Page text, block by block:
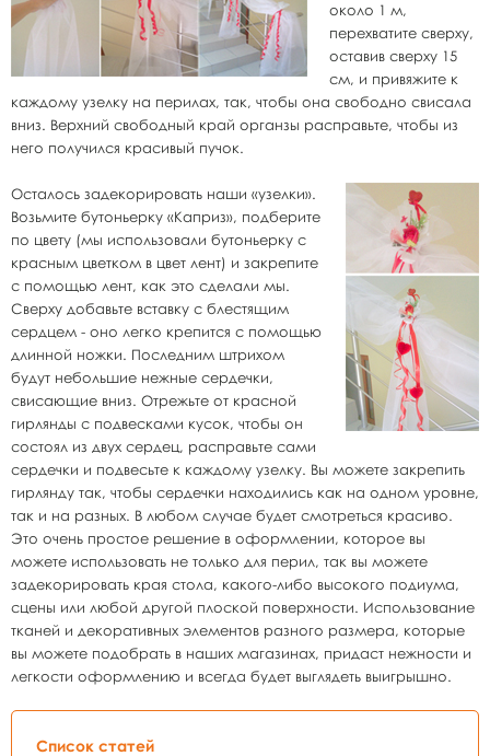
около 1 м,
перехватите сверху,
оставив сверху 15
см, и привяжите к
каждому узелку на перилах, так, чтобы она свободно свисала
вниз. Верхний свободный край органзы расправьте, чтобы из
него получился красивый пучок.
Осталось задекорировать наши «узелки».
Возьмите бутоньерку «Каприз», подберите
по цвету (мы использовали бутоньерку с
красным цветком в цвет лент) и закрепите
с помощью лент, как это сделали мы.
Сверху добавьте вставку с блестящим
сердцем - оно легко крепится с помощью
длинной ножки. Последним штрихом
будут небольшие нежные сердечки,
свисающие вниз. Отрежьте от красной
гирлянды с подвесками кусок, чтобы он
состоял из двух сердец, расправьте сами
сердечки и подвесьте к каждому узелку. Вы можете закрепить
гирлянду так, чтобы сердечки находились как на одном уровне,
так и на разных. В любом случае будет смотреться красиво.
Это очень простое решение в оформлении, которое вы
можете использовать не только для перил, так вы можете
задекорировать края стола, какого-либо высокого подиума,
сцены или любой другой плоской поверхности. Использование
тканей и декоративных элементов разного размера, которые
вы можете подобрать в наших магазинах, придаст нежности и
легкости оформлению и всегда будет выглядеть выигрышно.
Список статей